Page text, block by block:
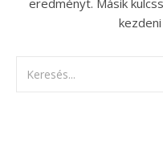
eredményt. Másik